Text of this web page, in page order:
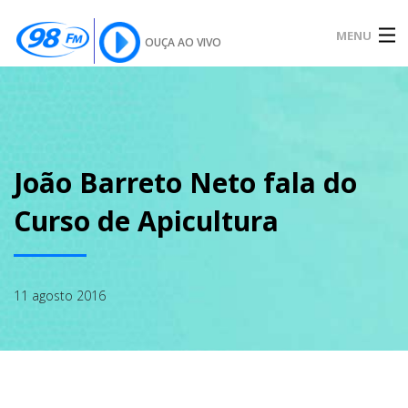
OUÇA AO VIVO MENU
SOBRE
PODCAST
João Barreto Neto fala do
Curso de Apicultura
11 agosto 2016